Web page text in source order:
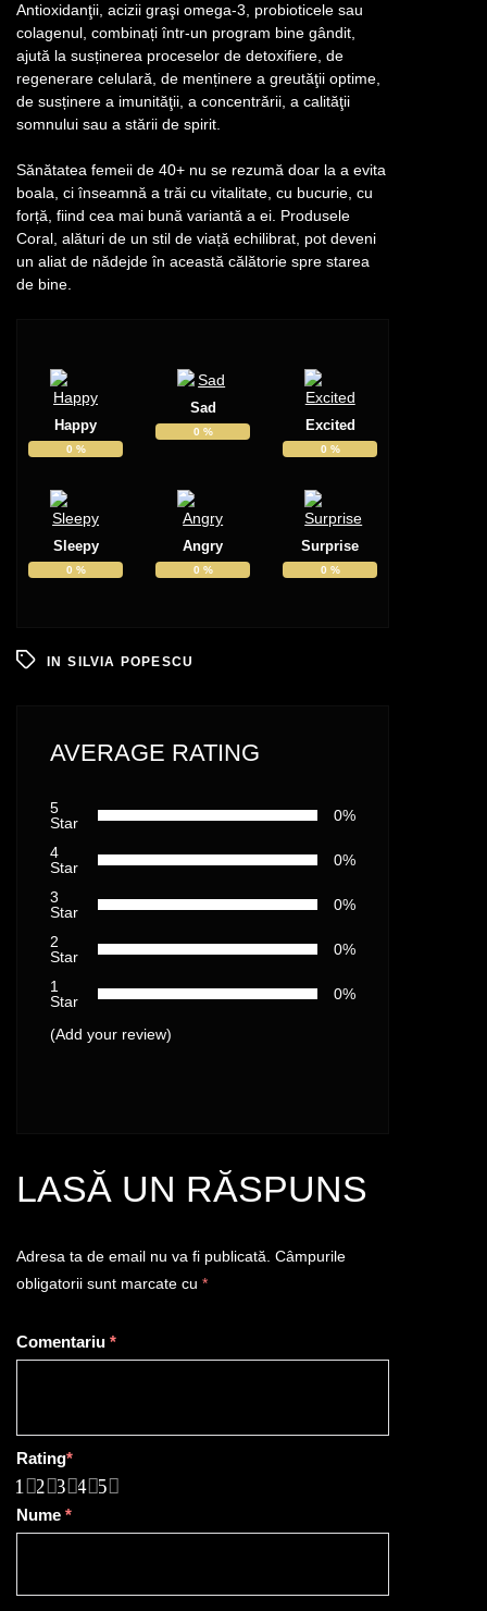
Antioxidanţii, acizii graşi omega-3, probioticele sau
colagenul, combinați într-un program bine gândit,
ajută la susținerea proceselor de detoxifiere, de
regenerare celulară, de menținere a greutăţii optime,
de susținere a imunităţii, a concentrării, a calităţii
somnului sau a stării de spirit.
Sănătatea femeii de 40+ nu se rezumă doar la a evita
boala, ci înseamnă a trăi cu vitalitate, cu bucurie, cu
forță, fiind cea mai bună variantă a ei. Produsele
Coral, alături de un stil de viață echilibrat, pot deveni
un aliat de nădejde în această călătorie spre starea
de bine.
Happy
0 %
Sad
0 % Excited
0 %
Sleepy
0 %
Angry
0 %
Surprise
0 %
IN SILVIA POPESCU
AVERAGE RATING
5
Star
0%
4
Star
0%
3
Star
0%
2
Star
0%
1
Star
0%
(Add your review)
LASĂ UN RĂSPUNS
Adresa ta de email nu va fi publicată. Câmpurile
obligatorii sunt marcate cu *
Comentariu *
Rating*
5
4
3
2
1
Nume *